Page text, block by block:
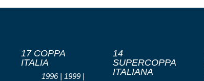
17 COPPA
ITALIA
1996 | 1999 |
14
SUPERCOPPA
ITALIANA